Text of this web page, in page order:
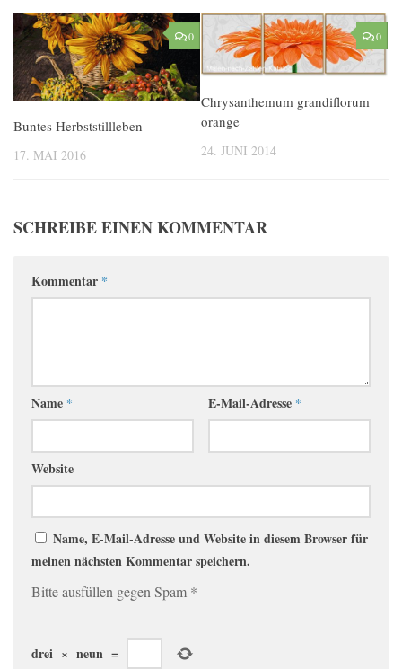
0
Buntes Herbststillleben
17. MAI 2016
0
Chrysanthemum grandiflorum
orange
24. JUNI 2014
SCHREIBE EINEN KOMMENTAR
Kommentar *
Name * E-Mail-Adresse *
Website
Name, E-Mail-Adresse und Website in diesem Browser für
meinen nächsten Kommentar speichern.
Bitte ausfüllen gegen Spam *
drei × neun =